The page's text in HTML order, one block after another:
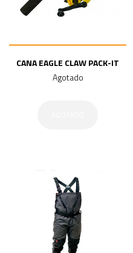
CANA EAGLE CLAW PACK-IT
Agotado